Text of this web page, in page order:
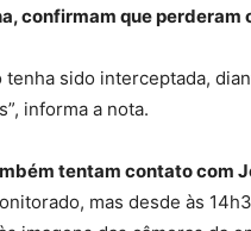
confirmam que perderam
tenha sido interceptada,
informa a nota.
tentam contato com
mas desde às